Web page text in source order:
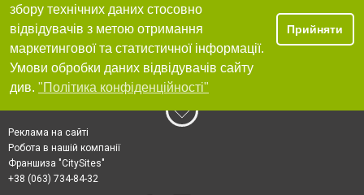
збору технічних даних стосовно
відвідувачів з метою отримання
маркетингової та статистичної інформації.
Умови обробки даних відвідувачів сайту
див. "Політика конфіденційності"
Прийняти
Реклама на сайті
Робота в нашій компанії
Франшиза "CitySites"
+38 (063) 734-84-32